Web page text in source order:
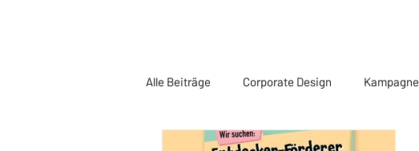
Alle Beiträge Corporate Design Kampagne